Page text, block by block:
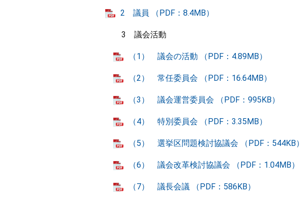
2 議員 （PDF：8.4MB）
3 議会活動
（1） 議会の活動 （PDF：4.89MB）
（2） 常任委員会 （PDF：16.64MB）
（3） 議会運営委員会 （PDF：995KB）
（4） 特別委員会 （PDF：3.35MB）
（5） 選挙区問題検討協議会 （PDF：544KB）
（6） 議会改革検討協議会 （PDF：1.04MB）
（7） 議長会議 （PDF：586KB）